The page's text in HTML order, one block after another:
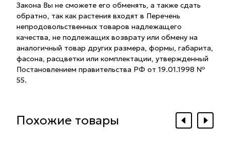
Закона Вы не сможете его обменять, а также сдать
обратно, так как растения входят в Перечень
непродовольственных товаров надлежащего
качества, не подлежащих возврату или обмену на
аналогичный товар других размера, формы, габарита,
фасона, расцветки или комплектации, утвержденный
Постановлением правительства РФ от 19.01.1998 №
55.
Похожие товары